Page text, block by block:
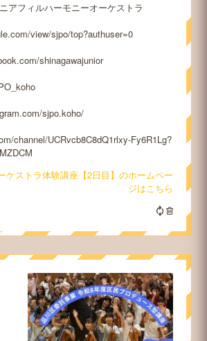
アフィルハーモニーオーケストラ
view/sjpo/top?authuser=0
shinagawajunior
sjpo.koho/
channel/UCRvcb8C8dQ1rlxy-Fy6R1Lg?
ケストラ体験講座【2日目】